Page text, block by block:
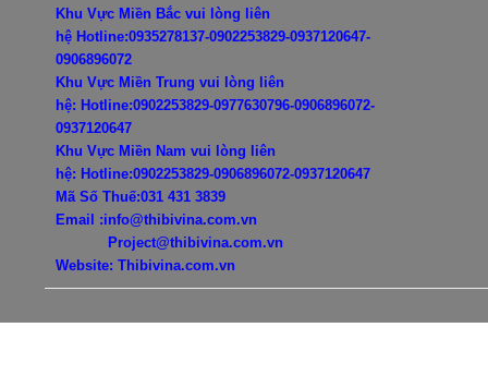
Khu Vực Miền Bắc vui lòng liên
hệ Hotline:0935278137-0902253829-0937120647-
0906896072
Khu Vực Miền Trung vui lòng liên
hệ: Hotline:0902253829-0977630796-0906896072-
0937120647
Khu Vực Miền Nam vui lòng liên
hệ: Hotline:0902253829-0906896072-0937120647
Mã Số Thuế:031 431 3839
Email :info@thibivina.com.vn
Project@thibivina.com.vn
Website: Thibivina.com.vn